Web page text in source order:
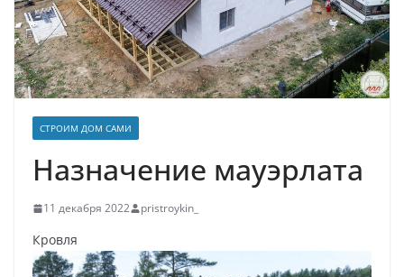
СТРОИМ ДОМ САМИ
Назначение мауэрлата
11 декабря 2022 pristroykin_
Кровля